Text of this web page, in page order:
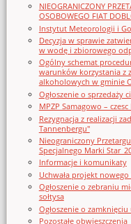
NIEOGRANICZONY
OSOBOWEGO FIAT
Instytut Meteorologii i
Decyzja w sprawie
w wodę i zbiorowego
Ogólny schemat
warunków korzystania z
alkoholowych w gminie
Ogłoszenie o sprzedaży
MPZP Samagowo – czesc I
Rezygnacja z realizacji
Tannenbergu"
Nieograniczony
Specjalnego Marki
Informacje i komunikaty
Uchwała projekt
Ogłoszenie o zebraniu
sołtysa
Ogłoszenie o
Pozostałe obwieszczenia